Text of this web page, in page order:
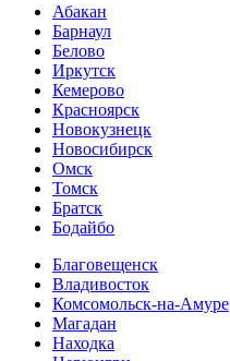
Абакан
Барнаул
Белово
Иркутск
Кемерово
Красноярск
Новокузнецк
Новосибирск
Омск
Томск
Братск
Бодайбо
Благовещенск
Владивосток
Комсомольск-на-Амуре
Магадан
Находка